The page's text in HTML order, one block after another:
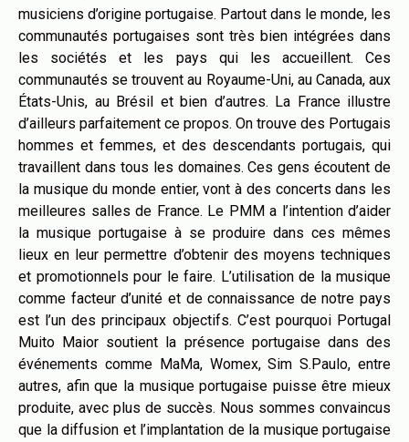
musiciens d’origine portugaise. Partout dans le monde, les
communautés portugaises sont très bien intégrées dans
les sociétés et les pays qui les accueillent. Ces
communautés se trouvent au Royaume-Uni, au Canada, aux
États-Unis, au Brésil et bien d’autres. La France illustre
d’ailleurs parfaitement ce propos. On trouve des Portugais
hommes et femmes, et des descendants portugais, qui
travaillent dans tous les domaines. Ces gens écoutent de
la musique du monde entier, vont à des concerts dans les
meilleures salles de France. Le PMM a l’intention d’aider
la musique portugaise à se produire dans ces mêmes
lieux en leur permettre d’obtenir des moyens techniques
et promotionnels pour le faire. L’utilisation de la musique
comme facteur d’unité et de connaissance de notre pays
est l’un des principaux objectifs. C’est pourquoi Portugal
Muito Maior soutient la présence portugaise dans des
événements comme MaMa, Womex, Sim S.Paulo, entre
autres, afin que la musique portugaise puisse être mieux
produite, avec plus de succès. Nous sommes convaincus
que la diffusion et l’implantation de la musique portugaise